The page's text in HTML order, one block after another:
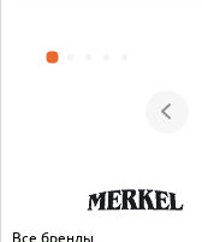
Все бренды